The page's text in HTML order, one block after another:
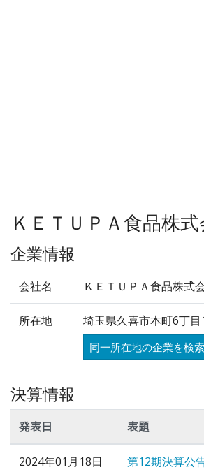
ＫＥＴＵＰＡ食品株
企業情報
会社名 ＫＥＴＵＰＡ食品株式
所在地 埼玉県久喜市本町6丁
同一所在地の企業を検索
決算情報
発表日 表題
2024年01月18日 第12期決算公